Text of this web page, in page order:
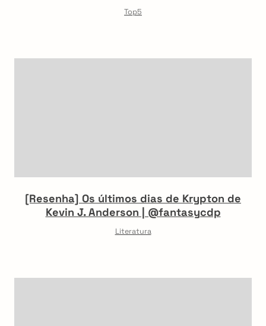
Top5
[Resenha] Os últimos dias de Krypton de
Kevin J. Anderson | @fantasycdp
Literatura